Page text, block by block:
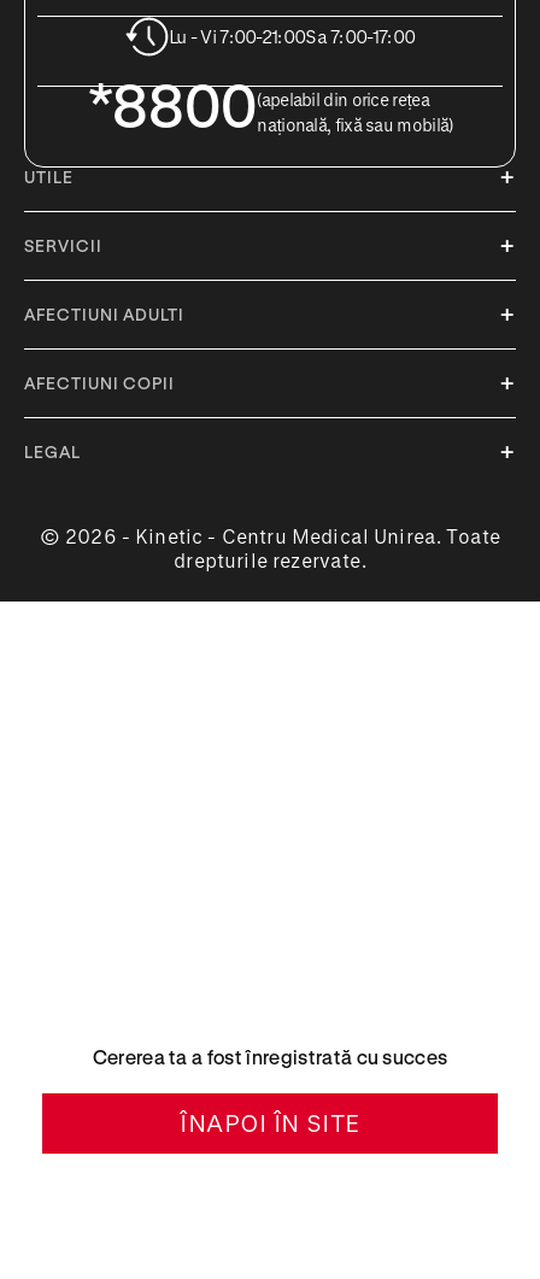
Lu - Vi 7:00-21:00Sa 7:00-17:00
*8800(apelabil din orice rețea
națională, fixă sau mobilă)
UTILE
SERVICII
AFECTIUNI ADULTI
AFECTIUNI COPII
LEGAL
© 2026 - Kinetic - Centru Medical Unirea. Toate
drepturile rezervate.
Cererea ta a fost înregistrată cu succes
ÎNAPOI ÎN SITE